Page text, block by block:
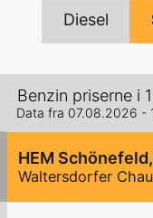
Diesel
Benzin priserne i
Data fra 07.08.2026 -
Waltersdorfer